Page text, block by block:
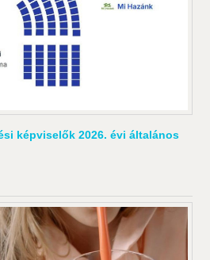
képviselők 2026. évi általános